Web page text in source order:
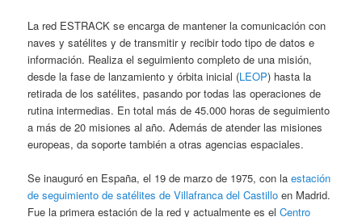
La red ESTRACK se encarga de mantener la comunicación con
naves y satélites y de transmitir y recibir todo tipo de datos e
información. Realiza el seguimiento completo de una misión,
desde la fase de lanzamiento y órbita inicial (LEOP) hasta la
retirada de los satélites, pasando por todas las operaciones de
rutina intermedias. En total más de 45.000 horas de seguimiento
a más de 20 misiones al año. Además de atender las misiones
europeas, da soporte también a otras agencias espaciales.
Se inauguró en España, el 19 de marzo de 1975, con laestación
de seguimiento de satélites de Villafranca del Castillo en Madrid.
Fue la primera estación de la red y actualmente es elCentro